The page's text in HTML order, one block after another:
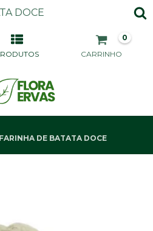
DOCE
CARRINHO
0
FARINHA DE BATATA DOCE